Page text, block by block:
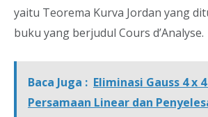
yaitu Teorema Kurva Jordan yang
buku yang berjudul Cours d’Analyse.
Baca Juga : Eliminasi Gauss 4 x
Persamaan Linear dan